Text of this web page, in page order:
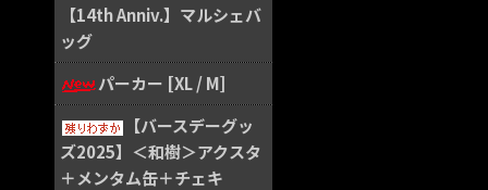
【14th Anniv.】マルシェバ
ッグ
パーカー [XL / M]
【バースデーグッ
ズ2025】＜和樹＞アクスタ
＋メンタム缶＋チェキ